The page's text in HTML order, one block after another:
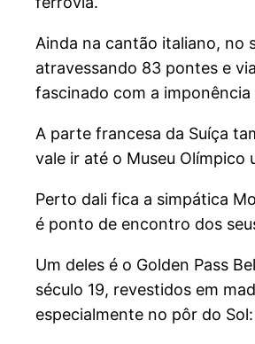
Ainda na cantão italiano, no
atravessando 83 pontes e
fascinado com a
A parte francesa da Suíça
vale ir até o Museu Olímpico
Perto dali fica a simpática
é ponto de encontro dos
Um deles é o Golden Pass
século 19, revestidos em
especialmente no pôr do